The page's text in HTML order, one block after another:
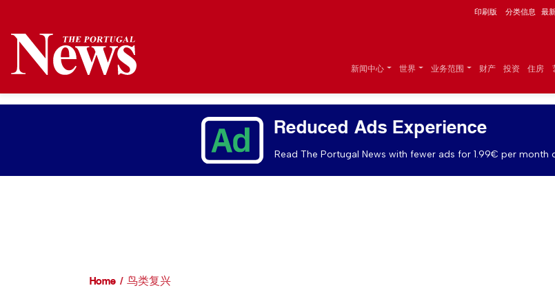
印刷版 分类信息 最
新闻中心 世界 业务范围 财产 投资 住房
Reduced Ads Experience
Read The Portugal News with fewer ads for 1.99€ per month
Home 鸟类复兴